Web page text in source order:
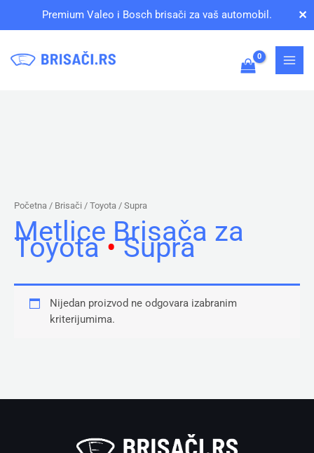
Premium Valeo i Bosch brisači za vaš automobil. ✕
Početna / Brisači / Toyota / Supra
Metlice Brisača za
Toyota•Supra
Nijedan proizvod ne odgovara izabranim
kriterijumima.